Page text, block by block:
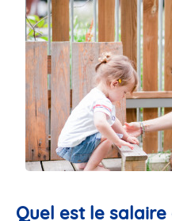
Quel est le salaire